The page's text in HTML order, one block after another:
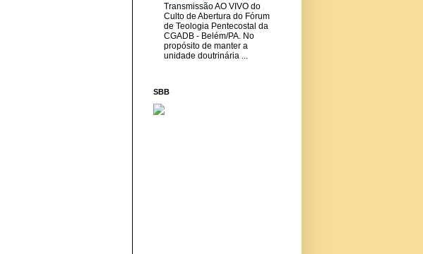
Transmissão AO VIVO do
Culto de Abertura do Fórum
de Teologia Pentecostal da
CGADB - Belém/PA. No
propósito de manter a
unidade doutrinária ...
SBB